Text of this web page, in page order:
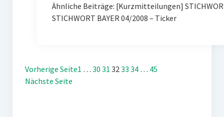
Ähnliche Beiträge: [Kurzmitteilungen]
STICHWORT BAYER 04/2008 – Ticker
Vorherige Seite1 … 30 31 32 33 34 … 45
Nächste Seite